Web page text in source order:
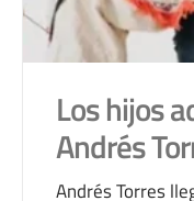
Los hijos
Andrés
Andrés Torres